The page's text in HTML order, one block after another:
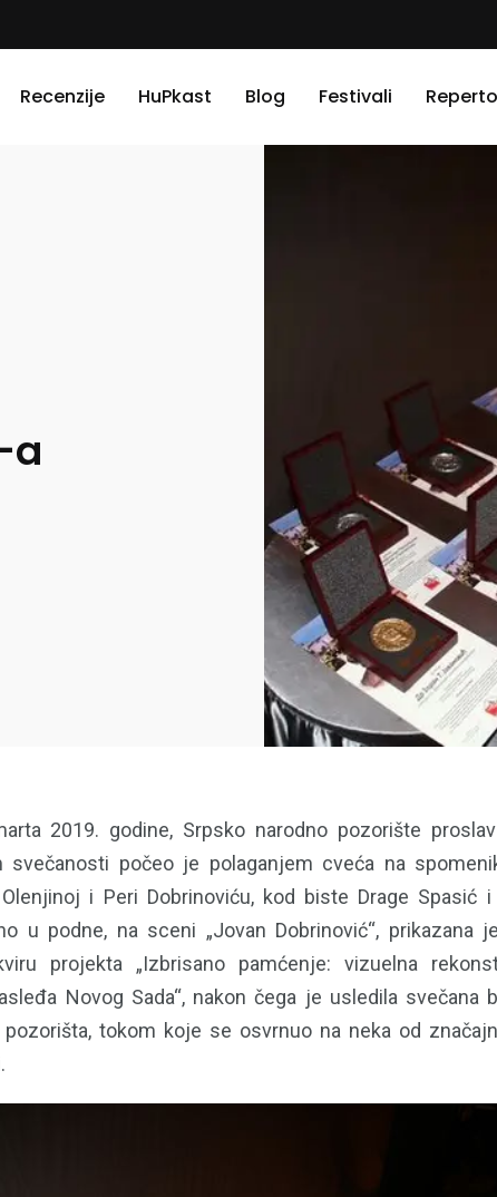
Recenzije HuPkast Blog Festivali
a
2019. godine, Srpsko narodno pozorište
svečanosti počeo je polaganjem cveća na
i Peri Dobrinoviću, kod biste Drage Spasić
u podne, na sceni „Jovan Dobrinović“, prikazana
projekta „Izbrisano pamćenje: vizuelna
Novog Sada“, nakon čega je usledila svečana
pozorišta, tokom koje se osvrnuo na neka od